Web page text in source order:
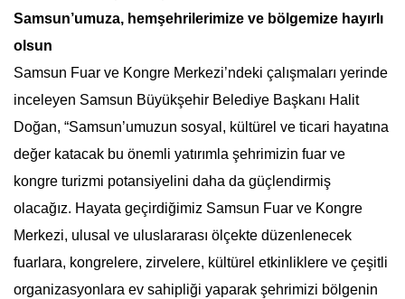
Samsun’umuza, hemşehrilerimize ve bölgemize hayırlı
olsun
Samsun Fuar ve Kongre Merkezi’ndeki çalışmaları yerinde
inceleyen Samsun Büyükşehir Belediye Başkanı Halit
Doğan, “Samsun’umuzun sosyal, kültürel ve ticari hayatına
değer katacak bu önemli yatırımla şehrimizin fuar ve
kongre turizmi potansiyelini daha da güçlendirmiş
olacağız. Hayata geçirdiğimiz Samsun Fuar ve Kongre
Merkezi, ulusal ve uluslararası ölçekte düzenlenecek
fuarlara, kongrelere, zirvelere, kültürel etkinliklere ve çeşitli
organizasyonlara ev sahipliği yaparak şehrimizi bölgenin